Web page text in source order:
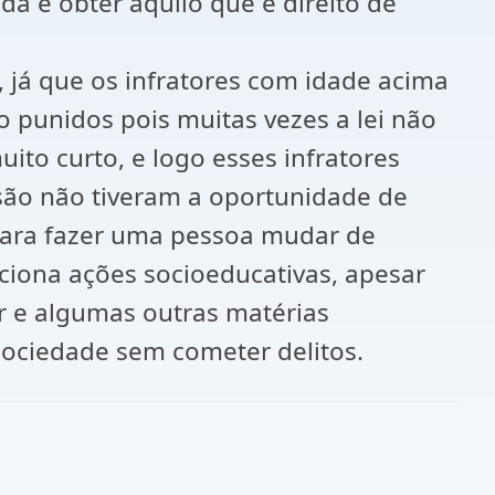
que os infratores com idade acima
punidos pois muitas vezes a lei não
curto, e logo esses infratores
não tiveram a oportunidade de
fazer uma pessoa mudar de
ações socioeducativas, apesar
e algumas outras matérias
sem cometer delitos.